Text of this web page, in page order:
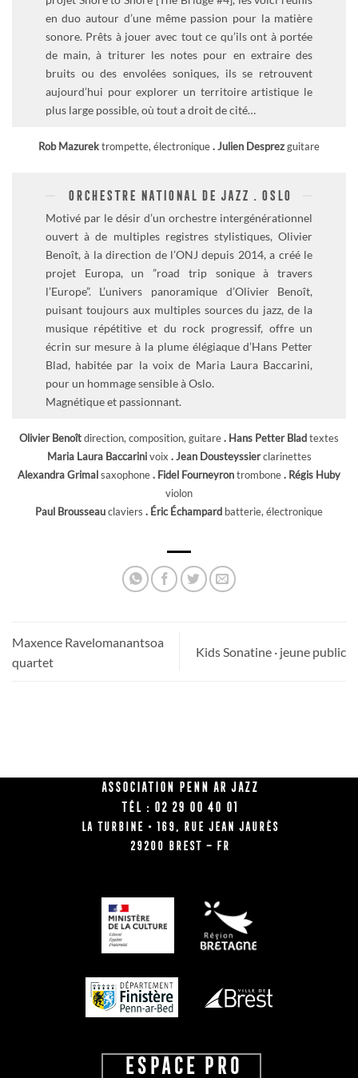
en duo autour d’une même passion pour la matière
sonore. Prêts à jouer avec tout ce qu’ils ont à portée
de main, à triturer les notes pour en extraire des
bruits ou des envolées soniques, ils se retrouvent
aujourd’hui pour explorer un territoire artistique le
plus large possible, où tout a droit de cité…
Rob Mazurektrompette, électronique. Julien Desprezguitare
ORCHESTRE NATIONAL DE JAZZ . OSLO
Motivé par le désir d’un orchestre intergénérationnel
ouvert à de multiples registres stylistiques, Olivier
Benoît, à la direction de l’ONJ depuis 2014, a créé le
projet Europa, un ”road trip sonique à travers
l’Europe”. L’univers panoramique d’Olivier Benoît,
puisant toujours aux multiples sources du jazz, de la
musique répétitive et du rock progressif, offre un
écrin sur mesure à la plume élégiaque d’Hans Petter
Blad, habitée par la voix de Maria Laura Baccarini,
pour un hommage sensible à Oslo.
Magnétique et passionnant.
Olivier Benoîtdirection, composition, guitare. Hans Petter Bladtextes
Maria Laura Baccarinivoix . Jean Dousteyssierclarinettes
Alexandra Grimalsaxophone. Fidel Fourneyrontrombone. Régis Huby
violon
Paul Brousseauclaviers . Éric Échampard batterie, électronique
Maxence Ravelomanantsoa
quartet
Kids Sonatine · jeune public
Association Penn Ar Jazz
Tél : 02 29 00 40 01
La Turbine • 169, rue Jean Jaurès
29200 BREST – FR
ESPACE PRO